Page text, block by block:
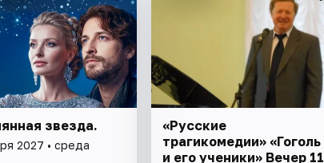
звезда.
2027 • среда
«Русские
трагикомедии» «Гоголь
и его ученики» Вечер 11